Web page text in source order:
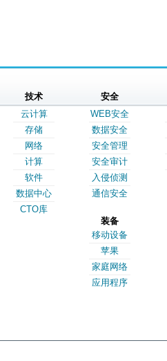
技术
云计算
存储
网络
计算
软件
数据中心
CTO库
安全
WEB安全
数据安全
安全管理
安全审计
入侵侦测
通信安全
装备
移动设备
苹果
家庭网络
应用程序